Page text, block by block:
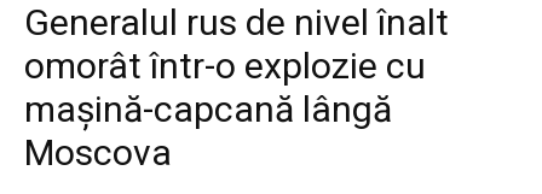
Generalul rus de nivel înalt
omorât într-o explozie cu
mașină-capcană lângă
Moscova